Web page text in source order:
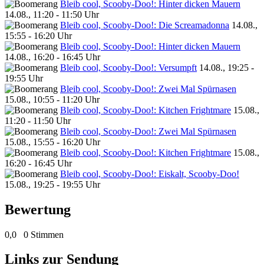
Bleib cool, Scooby-Doo!: Hinter dicken Mauern
14.08., 11:20 - 11:50 Uhr
Bleib cool, Scooby-Doo!: Die Screamadonna 14.08.,
15:55 - 16:20 Uhr
Bleib cool, Scooby-Doo!: Hinter dicken Mauern
14.08., 16:20 - 16:45 Uhr
Bleib cool, Scooby-Doo!: Versumpft 14.08., 19:25 -
19:55 Uhr
Bleib cool, Scooby-Doo!: Zwei Mal Spürnasen
15.08., 10:55 - 11:20 Uhr
Bleib cool, Scooby-Doo!: Kitchen Frightmare 15.08.,
11:20 - 11:50 Uhr
Bleib cool, Scooby-Doo!: Zwei Mal Spürnasen
15.08., 15:55 - 16:20 Uhr
Bleib cool, Scooby-Doo!: Kitchen Frightmare 15.08.,
16:20 - 16:45 Uhr
Bleib cool, Scooby-Doo!: Eiskalt, Scooby-Doo!
15.08., 19:25 - 19:55 Uhr
Bewertung
0,0 0 Stimmen
Links zur Sendung